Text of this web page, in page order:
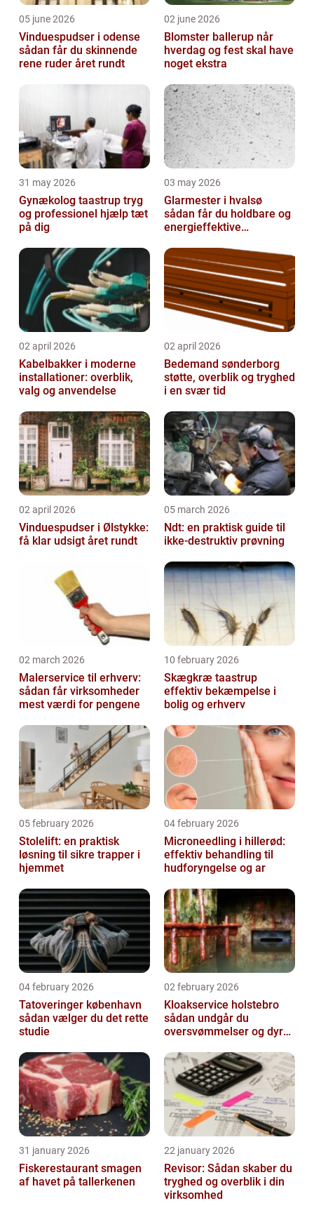
05 june 2026
Vinduespudser i odense
sådan får du skinnende
rene ruder året rundt
02 june 2026
Blomster ballerup når
hverdag og fest skal have
noget ekstra
31 may 2026
Gynækolog taastrup tryg
og professionel hjælp tæt
på dig
03 may 2026
Glarmester i hvalsø
sådan får du holdbare og
energieffektive
02 april 2026
Kabelbakker i moderne
installationer: overblik,
valg og anvendelse
02 april 2026
Bedemand sønderborg
støtte, overblik og tryghed
i en svær tid
02 april 2026
Vinduespudser i Ølstykke:
få klar udsigt året rundt
05 march 2026
Ndt: en praktisk guide til
ikke-destruktiv prøvning
02 march 2026
Malerservice til erhverv:
sådan får virksomheder
mest værdi for pengene
10 february 2026
Skægkræ taastrup
effektiv bekæmpelse i
bolig og erhverv
05 february 2026
Stolelift: en praktisk
løsning til sikre trapper i
hjemmet
04 february 2026
Microneedling i hillerød:
effektiv behandling til
hudforyngelse og ar
04 february 2026
Tatoveringer københavn
sådan vælger du det rette
studie
02 february 2026
Kloakservice holstebro
sådan undgår du
oversvømmelser og dyre
31 january 2026
Fiskerestaurant smagen
af havet på tallerkenen
22 january 2026
Revisor: Sådan skaber du
tryghed og overblik i din
virksomhed